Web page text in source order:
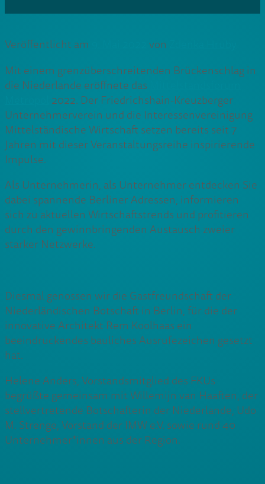
Veröffentlicht am von
Mit einem grenzüberschreitenden Brückenschlag in
die Niederlande eröffnete das
2022. Der Friedrichshain-Kreuzberger
Unternehmerverein und die Interessenvereinigung
Mittelständische Wirtschaft setzen bereits seit 7
Jahren mit dieser Veranstaltungsreihe inspirierende
Impulse.
Als Unternehmerin, als Unternehmer entdecken Sie
dabei spannende Berliner Adressen, informieren
sich zu aktuellen Wirtschaftstrends und profitieren
durch den gewinnbringenden Austausch zweier
starker Netzwerke.
Diesmal genossen wir die Gastfreundschaft der
Niederländischen Botschaft in Berlin, für die der
innovative Architekt Rem Koolhaas ein
beeindruckendes bauliches Ausrufezeichen gesetzt
hat.
Helene Anders, Vorstandsmitglied des FKUs
begrüßte gemeinsam mit Willemijn van Haaften, der
stellvertretende Botschafterin der Niederlande, Udo
M. Strenge, Vorstand der IMW e.V. sowie rund 40
Unternehmer*innen aus der Region.